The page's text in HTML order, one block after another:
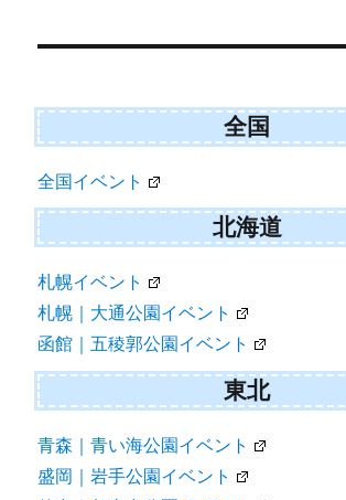
ン
全国
全国イベント
北海道
札幌イベント
札幌｜大通公園イベント
函館｜五稜郭公園イベント
東北
青森｜青い海公園イベント
盛岡｜岩手公園イベント